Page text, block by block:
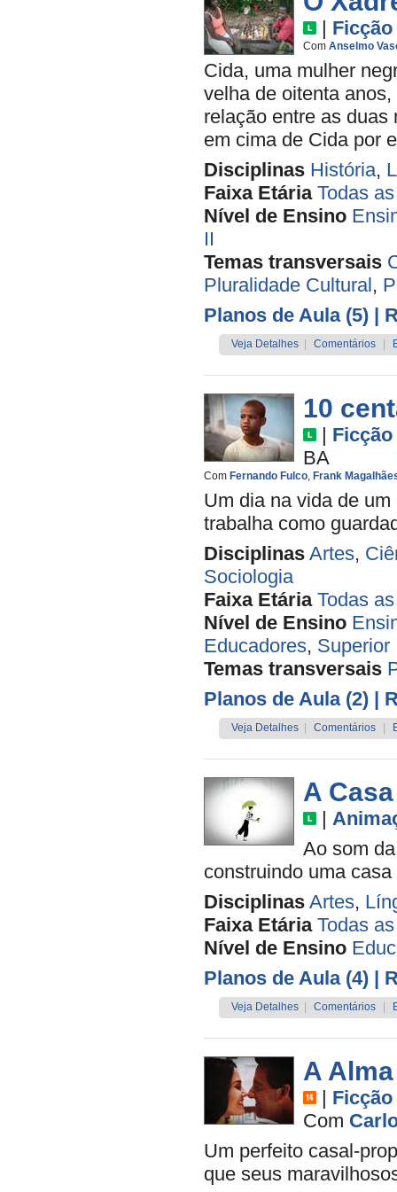
| Ficção
Com Anselmo
Cida, uma mulher
velha de oitenta
relação entre as duas
em cima de Cida por
Disciplinas História,
Faixa Etária Todas
Nível de Ensino
II
Temas transversais
Pluralidade Cultural,
Planos de Aula (5) |
Veja Detalhes Comentários
10
| Ficção
BA
Com Fernando Fulco, Frank
Um dia na vida de
trabalha como
Disciplinas Artes,
Sociologia
Faixa Etária Todas
Nível de Ensino
Educadores, Superior
Temas transversais
Planos de Aula (2) |
Veja Detalhes Comentários
A Casa
|
Ao som
construindo uma
Disciplinas Artes,
Faixa Etária Todas
Nível de Ensino
Planos de Aula (4) |
Veja Detalhes Comentários
A
| Ficção
Com
Um perfeito casal-
que seus